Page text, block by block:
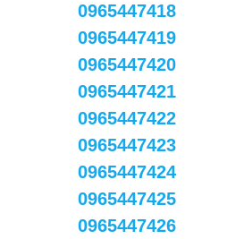
0965447418
0965447419
0965447420
0965447421
0965447422
0965447423
0965447424
0965447425
0965447426